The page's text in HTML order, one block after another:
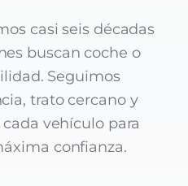
casi seis décadas
buscan coche o
Seguimos
trato cercano y
vehículo para
confianza.